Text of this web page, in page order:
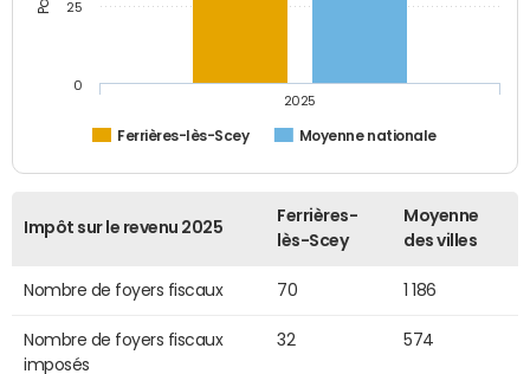
Ferrières-lès-Scey Moyenne nationale
2025
0
25
Impôt sur le revenu 2025
Ferrières-
lès-Scey
Moyenne
des villes
Nombre de foyers fiscaux 70 1 186
Nombre de foyers fiscaux
imposés
32 574